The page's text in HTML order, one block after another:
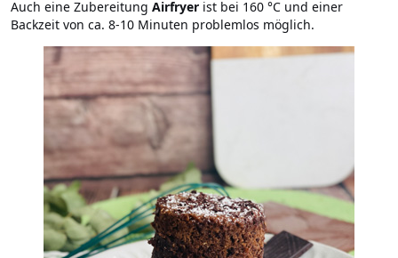
Auch eine Zubereitung Airfryer ist bei 160 °C und einer
Backzeit von ca. 8-10 Minuten problemlos möglich.